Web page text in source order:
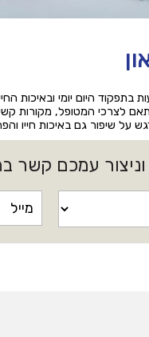
בתפקוד היום יומי ובאיכות
לצרכי המטופל, מקורות
על שיפור גם באיכות חייו
עמכם קשר